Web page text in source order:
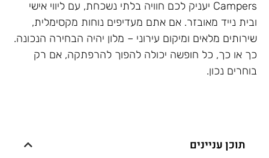
Campers יעניק לכם חוויה בלתי נשכחת, עם ליווי אישי
ובית נייד מאובזר. אם אתם מעדיפים נוחות מקסימלית,
שירותים מלאים ומיקום עירוני – מלון יהיה הבחירה הנכונה.
כך או כך, כל חופשה יכולה להפוך להרפתקה, אם רק
בוחרים נכון.
תוכן עניינים